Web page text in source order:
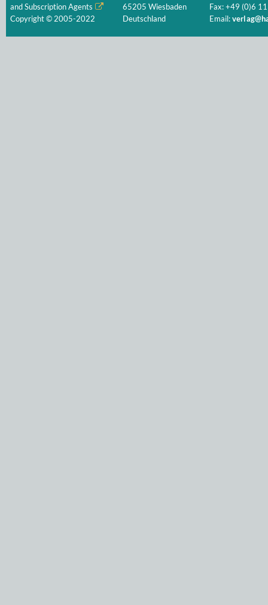
and Subscription Agents
Copyright © 2005-2022
65205 Wiesbaden
Deutschland
Fax: +49 (0)6
Email: